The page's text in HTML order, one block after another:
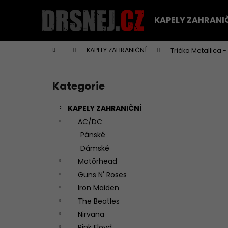
KAPELY
Domů KAPELY ZAHRANIČNÍ Tričko Metallica
Přeskočit
kategorie
Kategorie
KAPELY ZAHRANIČNÍ
AC/DC
Pánské
Dámské
Motörhead
Guns N' Roses
Iron Maiden
The Beatles
Nirvana
í
Zpět
do
Zpět
do
TRIČKO DEEP PURPLE - PÁNSKÉ